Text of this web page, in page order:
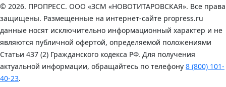
© 2026. ПРОПРЕСС. ООО «ЗСМ «НОВОТИТАРОВСКАЯ». Все права
защищены. Размещенные на интернет-сайте propress.ru
данные носят исключительно информационный характер и не
являются публичной офертой, определяемой положениями
Статьи 437 (2) Гражданского кодекса РФ. Для получения
актуальной информации, обращайтесь по телефону 8 (800) 101-
40-23.